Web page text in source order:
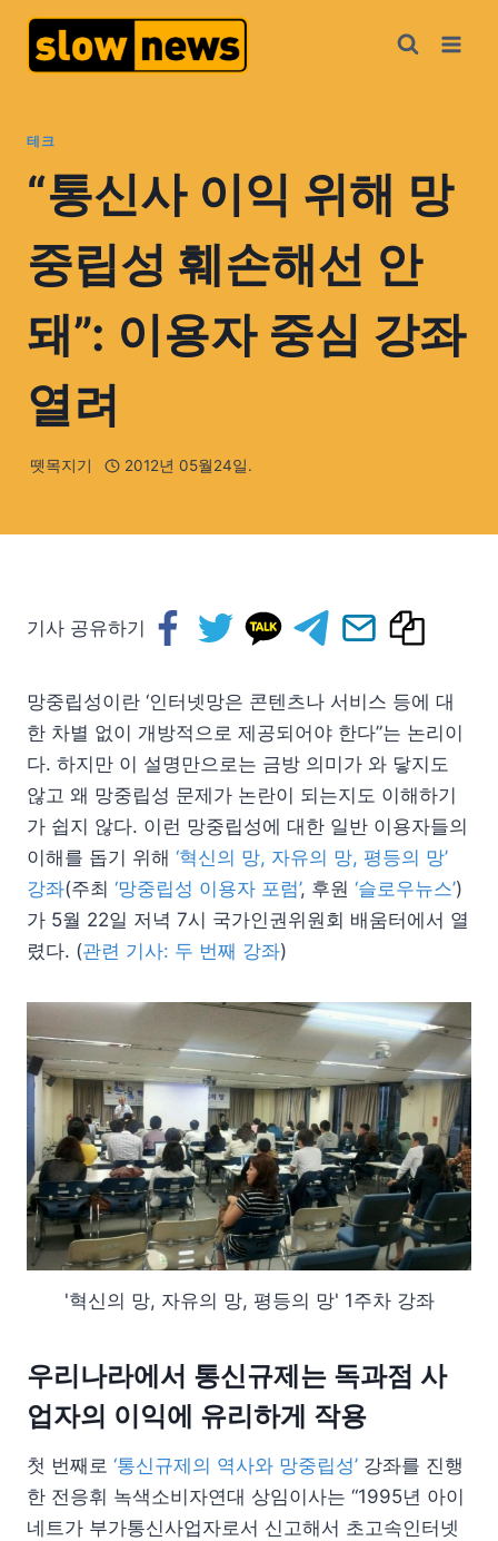
테크
“통신사 이익 위해 망
중립성 훼손해선 안
돼”: 이용자 중심 강좌
열려
뗏목지기 2012년 05월24일.
기사 공유하기
망중립성이란 ‘인터넷망은 콘텐츠나 서비스 등에 대
한 차별 없이 개방적으로 제공되어야 한다”는 논리이
다. 하지만 이 설명만으로는 금방 의미가 와 닿지도
않고 왜 망중립성 문제가 논란이 되는지도 이해하기
가 쉽지 않다. 이런 망중립성에 대한 일반 이용자들의
이해를 돕기 위해 ‘혁신의 망, 자유의 망, 평등의 망’
강좌(주최 ‘망중립성 이용자 포럼’, 후원 ‘슬로우뉴스’)
가 5월 22일 저녁 7시 국가인권위원회 배움터에서 열
렸다. (관련 기사: 두 번째 강좌)
'혁신의 망, 자유의 망, 평등의 망' 1주차 강좌
우리나라에서 통신규제는 독과점 사
업자의 이익에 유리하게 작용
첫 번째로 ‘통신규제의 역사와 망중립성’ 강좌를 진행
한 전응휘 녹색소비자연대 상임이사는 “1995년 아이
네트가 부가통신사업자로서 신고해서 초고속인터넷